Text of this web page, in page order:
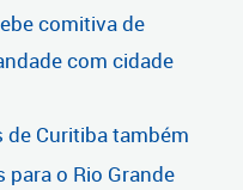
comitiva de
com cidade
Curitiba também
para o Rio Grande